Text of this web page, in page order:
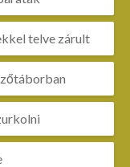
telve zárult